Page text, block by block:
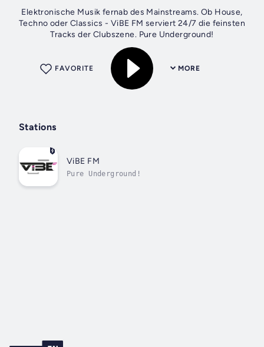
Elektronische Musik fernab des Mainstreams. Ob House,
Techno oder Classics - ViBE FM serviert 24/7 die feinsten
Tracks der Clubszene. Pure Underground!
MORE
FAVORITE
Stations
ViBE FM
Pure Underground!